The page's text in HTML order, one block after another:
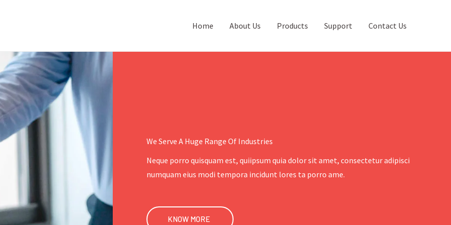
Home About Us Products Support Contact Us
We Serve A Huge Range Of Industries
Neque porro quisquam est, quiipsum quia dolor sit amet, consectetur adipisci
numquam eius modi tempora incidunt lores ta porro ame.
KNOW MORE